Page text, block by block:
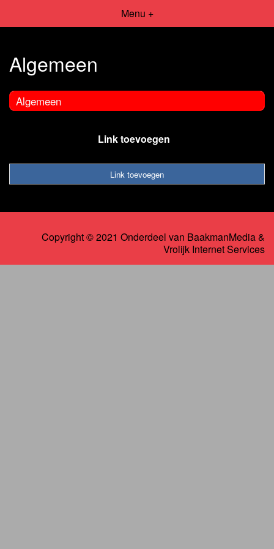
Menu +
Algemeen
Algemeen
Link toevoegen
Link toevoegen
Copyright © 2021 Onderdeel van BaakmanMedia&
Vrolijk Internet Services